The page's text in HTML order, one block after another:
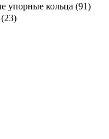
упорные кольца (91)
23)